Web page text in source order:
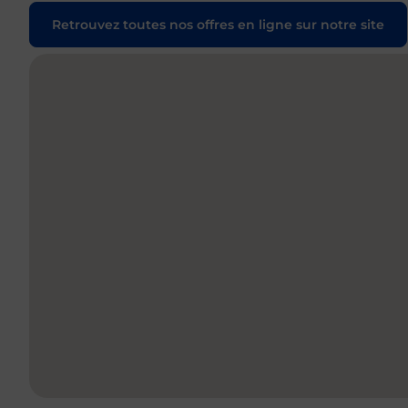
Retrouvez toutes nos offres en ligne sur notre site